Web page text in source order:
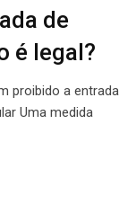
de
é legal?
proibido a entrada
Uma medida